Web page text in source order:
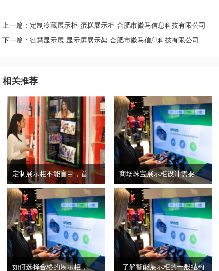
上一篇：定制冷藏展示柜-蛋糕展示柜-合肥市徽马信息科技有限公司
下一篇：智慧显示展-显示屏展示架-合肥市徽马信息科技有限公司
相关推荐
定制展示柜不能盲目，首先要考虑这几点 商场珠宝展示柜设计需要考虑三个因素和细节
如何选择合格的展示柜，合格的展柜有哪些特点？ 了解智能展示柜的一般结构